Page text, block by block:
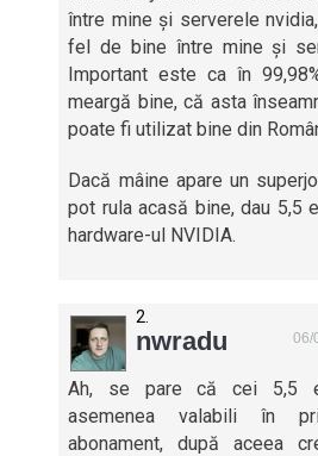
între mine și serverele
fel de bine între mine și
Important este ca în
meargă bine, că asta
poate fi utilizat bine din
Dacă mâine apare un
pot rula acasă bine, dau 5,5
hardware-ul NVIDIA.
nwradu 06/
Ah, se pare că cei 5,5
asemenea valabili în
abonament, după aceea